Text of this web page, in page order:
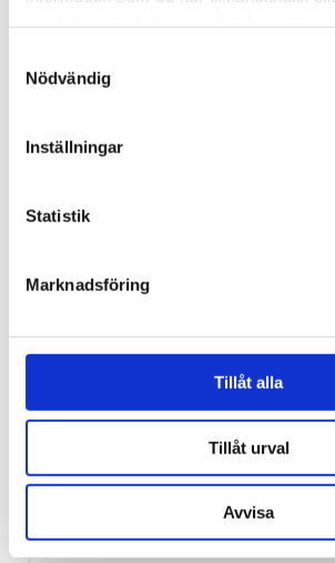
Nödvändig
Inställningar
Statistik
Marknadsföring
Tillåt alla
Tillåt urval
Avvisa
bibel när han sökte